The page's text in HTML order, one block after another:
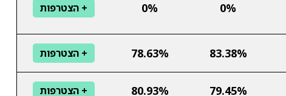
0%
0% + הצטרפות
83.38%
78.63% + הצטרפות
79.45%
80.93% + הצטרפות